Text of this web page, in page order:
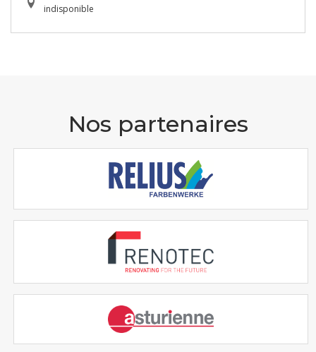
indisponible
Nos partenaires